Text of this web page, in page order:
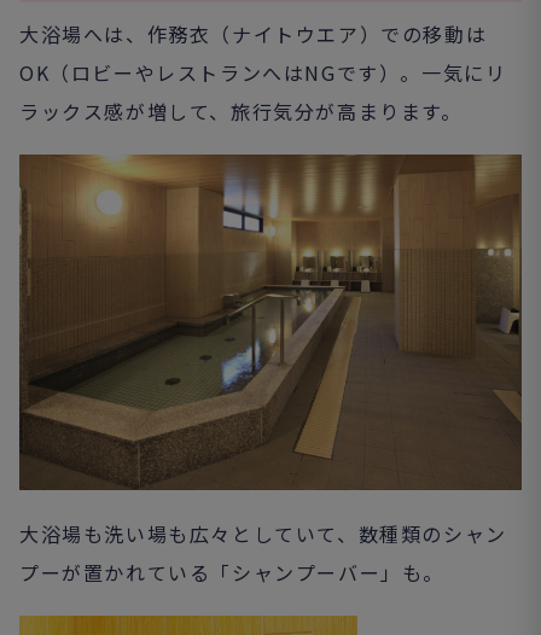
大浴場へは、作務衣（ナイトウエア）での移動は
OK（ロビーやレストランへはNGです）。一気にリ
ラックス感が増して、旅行気分が高まります。
大浴場も洗い場も広々としていて、数種類のシャン
プーが置かれている「シャンプーバー」も。